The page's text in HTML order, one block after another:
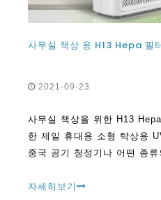
2021-09-23
사무실 책상을 위한 H13
한 제일 휴대용 소형 탁상용
중국 공기 청정기나 어떤 종
를 후원하려고 할 때 특히 분명
자세히보기